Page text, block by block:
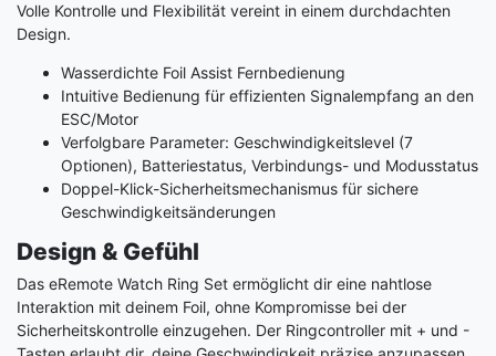
Volle Kontrolle und Flexibilität vereint in einem durchdachten
Design.
Wasserdichte Foil Assist Fernbedienung
Intuitive Bedienung für effizienten Signalempfang an den
ESC/Motor
Verfolgbare Parameter: Geschwindigkeitslevel (7
Optionen), Batteriestatus, Verbindungs- und Modusstatus
Doppel-Klick-Sicherheitsmechanismus für sichere
Geschwindigkeitsänderungen
Design & Gefühl
Das eRemote Watch Ring Set ermöglicht dir eine nahtlose
Interaktion mit deinem Foil, ohne Kompromisse bei der
Sicherheitskontrolle einzugehen. Der Ringcontroller mit + und -